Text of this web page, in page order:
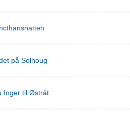
på Solhoug
Inger til Østråt